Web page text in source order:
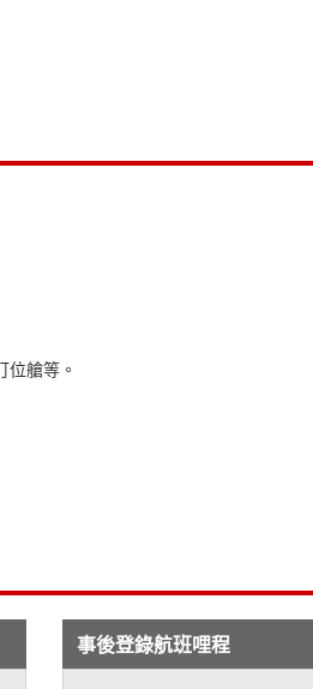
艙等。
事後登錄航班哩程